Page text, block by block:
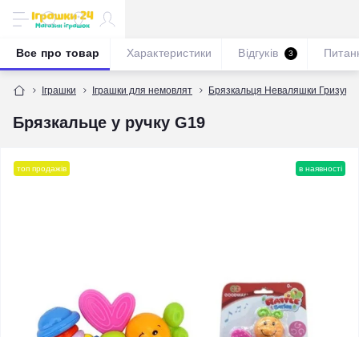
Іграшки Іграшки для немовлят Брязкальця Неваляшки
Брязкальце у ручку G19
Все про товар Характеристики Відгуків 3
топ продажів в наявності